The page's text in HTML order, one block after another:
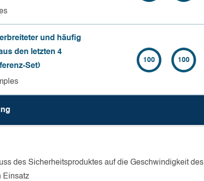
und häufig
den letzten 4
Set)
100 100
des Sicherheitsproduktes auf die Geschwindigkeit des
Einsatz